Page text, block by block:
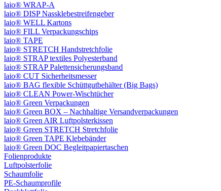
laio® WRAP-A
laio® DISP Nassklebestreifengeber
laio® WELL Kartons
laio® FILL Verpackungschips
laio® TAPE
laio® STRETCH Handstretchfolie
laio® STRAP textiles Polyesterband
laio® STRAP Palettensicherungsband
laio® CUT Sicherheitsmesser
laio® BAG flexible Schüttgutbehälter (Big Bags)
laio® CLEAN Power-Wischtücher
laio® Green Verpackungen
laio® Green BOX – Nachhaltige Versandverpackungen
laio® Green AIR Luftpolsterkissen
laio® Green STRETCH Stretchfolie
laio® Green TAPE Klebebänder
laio® Green DOC Begleitpapiertaschen
Folienprodukte
Luftpolsterfolie
Schaumfolie
PE-Schaumprofile